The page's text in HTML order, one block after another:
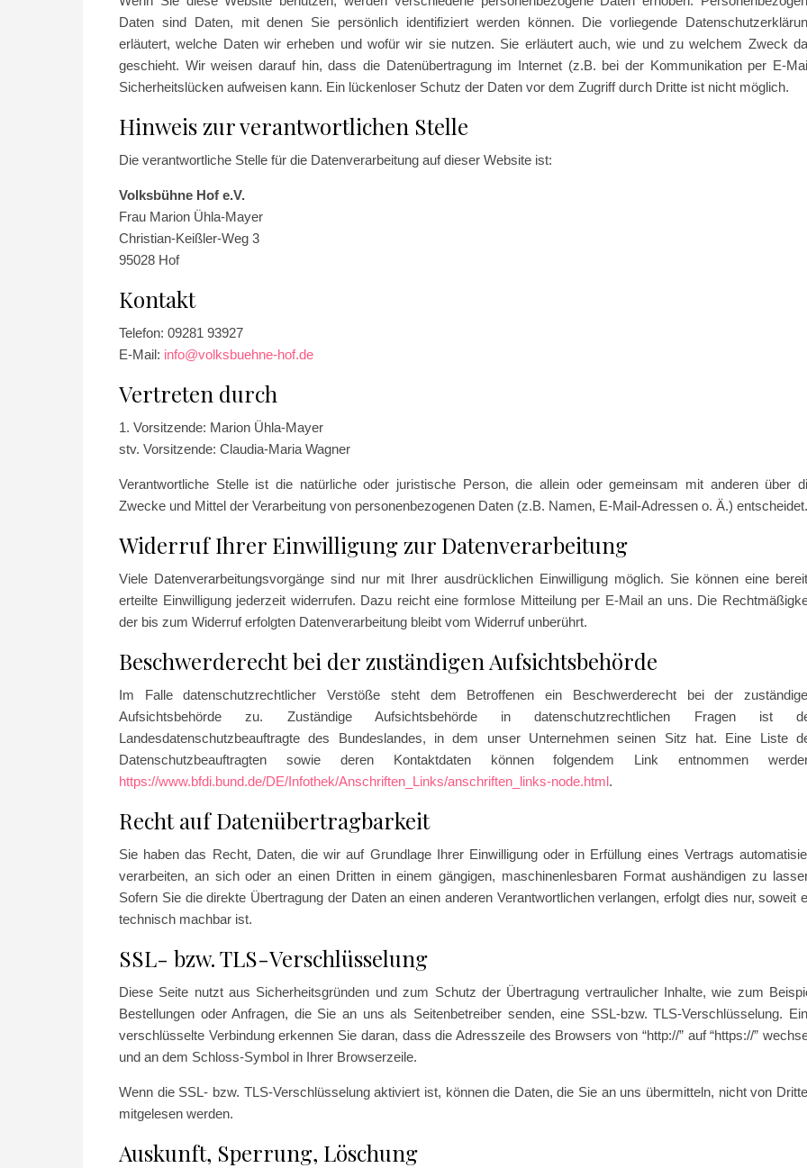
Daten sind Daten, mit denen Sie persönlich identifiziert werden können. Die vorliegende
erläutert, welche Daten wir erheben und wofür wir sie nutzen. Sie erläutert auch, wie und zu welchem Zweck
geschieht. Wir weisen darauf hin, dass die Datenübertragung im Internet (z.B. bei der Kommunikation per E-
Sicherheitslücken aufweisen kann. Ein lückenloser Schutz der Daten vor dem Zugriff durch Dritte ist nicht möglich.
Hinweis zur verantwortlichen Stelle
Die verantwortliche Stelle für die Datenverarbeitung auf dieser Website ist:
Volksbühne Hof e.V.
Frau Marion Ühla-Mayer
Christian-Keißler-Weg 3
95028 Hof
Kontakt
Telefon: 09281 93927
E-Mail: info@volksbuehne-hof.de
Vertreten durch
1. Vorsitzende: Marion Ühla-Mayer
stv. Vorsitzende: Claudia-Maria Wagner
Verantwortliche Stelle ist die natürliche oder juristische Person, die allein oder gemeinsam mit anderen über
Zwecke und Mittel der Verarbeitung von personenbezogenen Daten (z.B. Namen, E-Mail-Adressen o. Ä.) entscheidet.
Widerruf Ihrer Einwilligung zur Datenverarbeitung
Viele Datenverarbeitungsvorgänge sind nur mit Ihrer ausdrücklichen Einwilligung möglich. Sie können eine
erteilte Einwilligung jederzeit widerrufen. Dazu reicht eine formlose Mitteilung per E-Mail an uns. Die
der bis zum Widerruf erfolgten Datenverarbeitung bleibt vom Widerruf unberührt.
Beschwerderecht bei der zuständigen Aufsichtsbehörde
Im Falle datenschutzrechtlicher Verstöße steht dem Betroffenen ein Beschwerderecht bei der
Aufsichtsbehörde zu. Zuständige Aufsichtsbehörde in datenschutzrechtlichen Fragen ist
Landesdatenschutzbeauftragte des Bundeslandes, in dem unser Unternehmen seinen Sitz hat. Eine Liste
Datenschutzbeauftragten sowie deren Kontaktdaten können folgendem Link entnommen
https://www.bfdi.bund.de/DE/Infothek/Anschriften_Links/anschriften_links-node.html.
Recht auf Datenübertragbarkeit
Sie haben das Recht, Daten, die wir auf Grundlage Ihrer Einwilligung oder in Erfüllung eines Vertrags
verarbeiten, an sich oder an einen Dritten in einem gängigen, maschinenlesbaren Format aushändigen zu
Sofern Sie die direkte Übertragung der Daten an einen anderen Verantwortlichen verlangen, erfolgt dies nur, soweit
technisch machbar ist.
SSL- bzw. TLS-Verschlüsselung
Diese Seite nutzt aus Sicherheitsgründen und zum Schutz der Übertragung vertraulicher Inhalte, wie zum
Bestellungen oder Anfragen, die Sie an uns als Seitenbetreiber senden, eine SSL-bzw. TLS-Verschlüsselung.
verschlüsselte Verbindung erkennen Sie daran, dass die Adresszeile des Browsers von “http://” auf “https://”
und an dem Schloss-Symbol in Ihrer Browserzeile.
Wenn die SSL- bzw. TLS-Verschlüsselung aktiviert ist, können die Daten, die Sie an uns übermitteln, nicht von
mitgelesen werden.
Auskunft, Sperrung, Löschung